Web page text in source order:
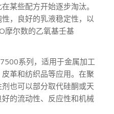
某些配方开始逐步淘汰。
，良好的乳液稳定性，以
摩尔数的乙氧基壬基
系列，适用于金属加工
革和纺织品等应用。在聚
也可以部分取代硅酮或天
的流动性、反应性和机械